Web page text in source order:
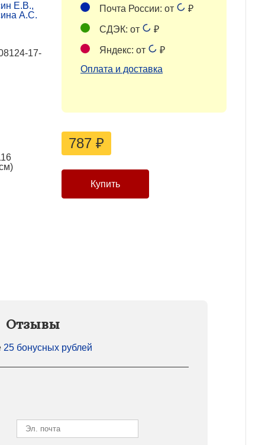
Е.В.,
А.С.
17-
Почта России: от ₽
СДЭК: от ₽
Яндекс: от
₽
Оплата и доставка
787 ₽
Отзывы
25 бонусных рублей